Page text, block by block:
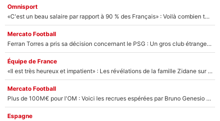
Omnisport
«C'est un beau salaire par rapport à 90 % des Français» : Voilà combien touchait Nelson Monfort sur France Télévisions avant de rejoindre CNews
Mercato Football
Ferran Torres a pris sa décision concernant le PSG : Un gros club étranger prêt à relancer le feuilleton pour la signature du champion du monde 2026 !
Équipe de France
«Il est très heureux et impatient» : Les révélations de la famille Zidane sur sa prise de pouvoir en équipe de France !
Mercato Football
Plus de 100M€ pour l'OM : Voici les recrues espérées par Bruno Genesio et Grégory Lorenzi après l’opération dégraissage
Espagne